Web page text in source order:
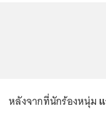
หลังจากที่นักร้องหนุ่ม